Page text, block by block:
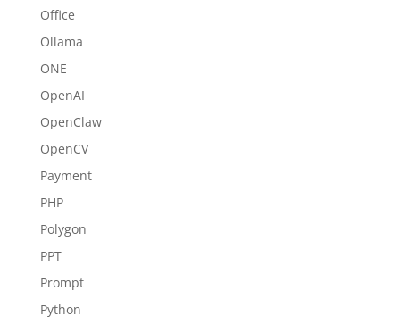
Office
Ollama
ONE
OpenAI
OpenClaw
OpenCV
Payment
PHP
Polygon
PPT
Prompt
Python